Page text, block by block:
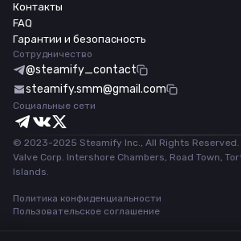
Контакты
FAQ
Гарантии и безопасность
Сотрудничество
@steamify_contact
steamify.smm@gmail.com
Социальные сети
© 2023-2025 Steamify Inc., All Rights
Valve Corp. Intershore Chambers, Road Town,
Islands.
Политика конфиденциальности
Пользовательское соглашение